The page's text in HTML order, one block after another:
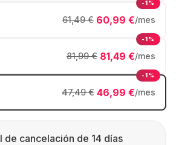
60,99 €/mes
61,49 €
-1%
81,49 €/mes
81,99 €
-1%
46,99 €/mes
47,49 €
-1%
de cancelación de 14 días